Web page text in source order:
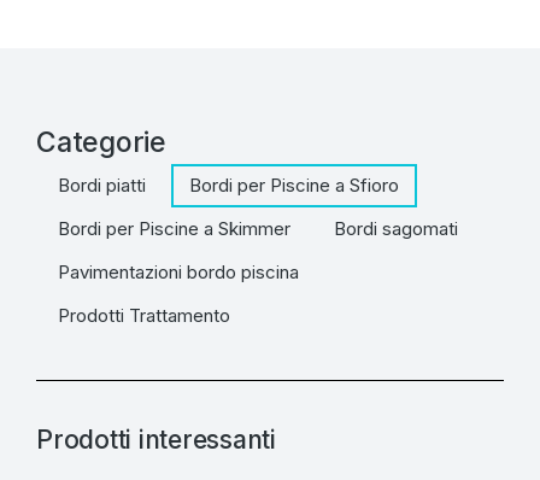
Categorie
Bordi piatti
Bordi per Piscine a Sfioro
Bordi per Piscine a Skimmer
Bordi sagomati
Pavimentazioni bordo piscina
Prodotti Trattamento
Prodotti interessanti